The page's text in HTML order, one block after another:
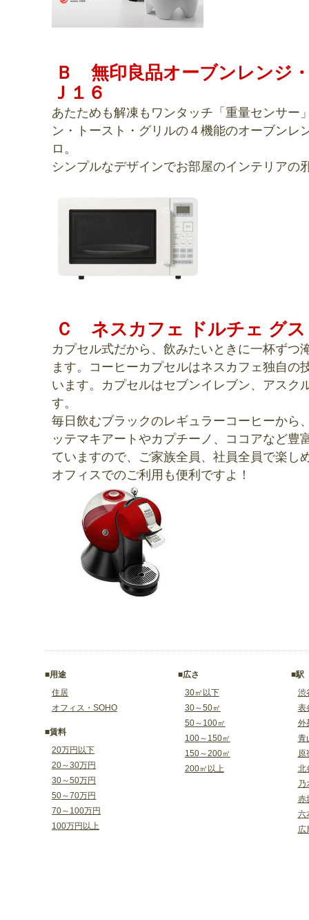
Ｂ 無印良品オーブンレンジ
Ｊ１６
あたためも解凍もワンタッチ「重量センサー
ン・トースト・グリルの４機能のオーブンレ
ロ。
シンプルなデザインでお部屋のインテリアの
Ｃ ネスカフェ ドルチェ グス
カプセル式だから、飲みたいときに一杯ずつ
ます。コーヒーカプセルはネスカフェ独自の
います。カプセルはセブンイレブン、アスク
す。
毎日飲むブラックのレギュラーコーヒーから
ッテマキアートやカプチーノ、ココアなど豊
ていますので、ご家族全員、社員全員で楽し
オフィスでのご利用も便利ですよ！
■用途
住居
オフィス・SOHO
■賃料
20万円以下
20～30万円
30～50万円
50～70万円
70～100万円
100万円以上
■広さ
30㎡以下
30～50㎡
50～100㎡
100～150㎡
150～200㎡
200㎡以上
■駅
渋
表
外
青
原
北
乃
赤
六
広